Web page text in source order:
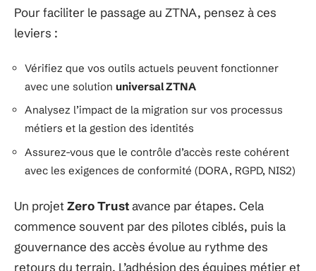
Pour faciliter le passage au ZTNA, pensez à ces
leviers :
Vérifiez que vos outils actuels peuvent fonctionner
avec une solution universal ZTNA
Analysez l’impact de la migration sur vos processus
métiers et la gestion des identités
Assurez-vous que le contrôle d’accès reste cohérent
avec les exigences de conformité (DORA, RGPD, NIS2)
Un projet Zero Trustavance par étapes. Cela
commence souvent par des pilotes ciblés, puis la
gouvernance des accès évolue au rythme des
retours du terrain. L’adhésion des équipes métier et